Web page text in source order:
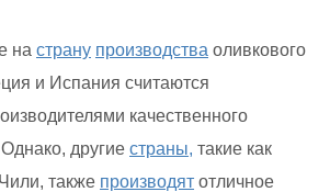
на страну производства оливкового
и Испания считаются
качественного
другие страны, такие как
также производят отличное